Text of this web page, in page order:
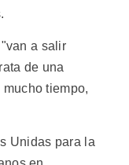
a salir
de una
tiempo,
Unidas para la